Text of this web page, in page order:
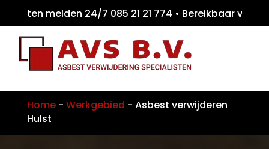
melden 24/7 085 21 21 774 •
Home- Werkgebied - Asbest verwijderen
Hulst